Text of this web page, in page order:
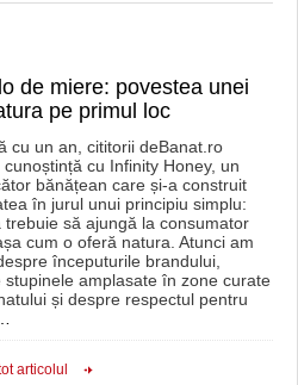
de miere: povestea unei
pe primul loc
cu un an, cititorii deBanat.ro
cunoștință cu Infinity Honey, un
bănățean care și-a construit
în jurul unui principiu simplu:
trebuie să ajungă la consumator
cum o oferă natura. Atunci am
începuturile brandului,
stupinele amplasate în zone curate
și despre respectul pentru
articolul